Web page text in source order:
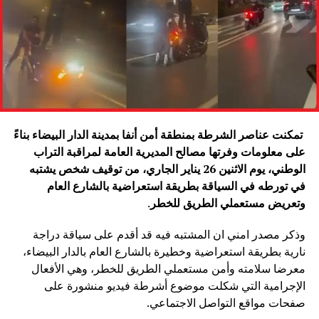
تمكنت عناصر الشرطة بمنطقة أمن أنفا بمدينة الدار البيضاء بناءً
على معلومات وفرتها مصالح المديرية العامة لمراقبة التراب
الوطني، يوم الاثنين 26 يناير الجاري، من توقيف شخص يشتبه
في تورطه في السياقة بطريقة استعراضية بالشارع العام
وتعريض مستعملي الطريق للخطر .
وذكر مصدر امني ان المشتبه فيه قد أقدم على سياقة دراجة
نارية بطريقة استعراضية وخطيرة بالشارع العام بالدار البيضاء،
معرضا سلامته وأمن مستعملي الطريق للخطر، وهي الأفعال
الإجرامية التي شكلت موضوع أشرطة فيديو منشورة على
صفحات مواقع التواصل الاجتماعي.